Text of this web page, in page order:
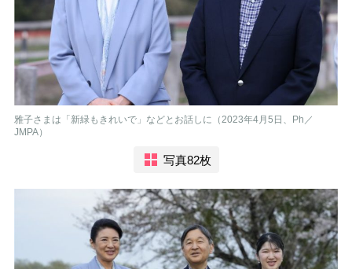
雅子さまは「新緑もきれいで」などとお話しに（2023年4月5日、Ph／
JMPA）
写真82枚